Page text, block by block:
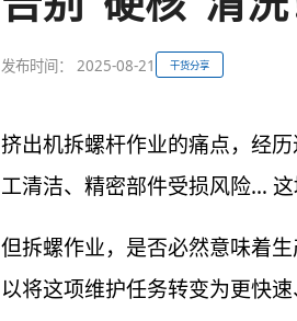
发布时间： 2025-08-21 干货分享
挤出机拆螺杆作业的痛点，经
工清洁、精密部件受损风险…
但拆螺作业，是否必然意味着
以将这项维护任务转变为更快